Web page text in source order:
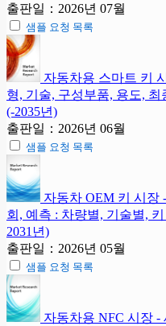
출판일：2026년 07월
샘플 요청 목록
자동차용 스마트 키
형, 기술, 구성부품, 용도,
(-2035년)
출판일：2026년 06월
샘플 요청 목록
자동차 OEM 키 시장
회, 예측 : 차량별, 기술별,
2031년)
출판일：2026년 05월
샘플 요청 목록
자동차용 NFC 시장 -